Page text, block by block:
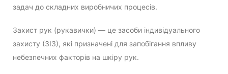
задач до складних виробничих процесів.
Захист рук (рукавички) — це засоби індивідуального
захисту (ЗІЗ), які призначені для запобігання впливу
небезпечних факторів на шкіру рук.